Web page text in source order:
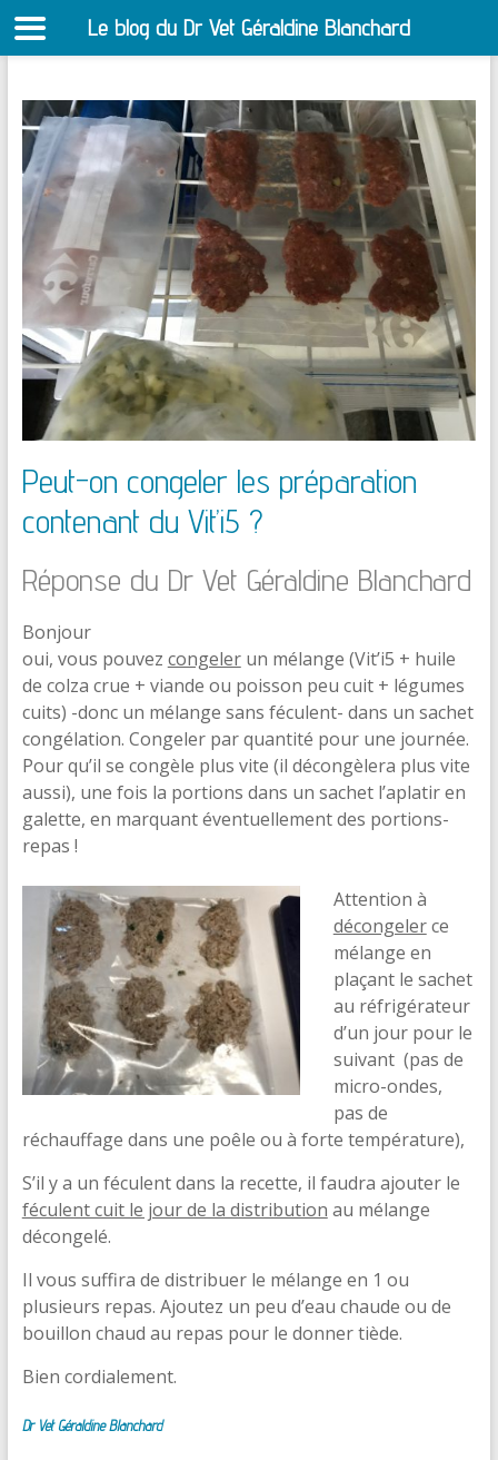
contenu
Peut-on congeler les préparation
contenant du Vit’i5 ?
Réponse du Dr Vet Géraldine Blanchard
Bonjour
oui, vous pouvez congelerun mélange (Vit’i5 + huile
de colza crue + viande ou poisson peu cuit + légumes
cuits) -donc un mélange sans féculent- dans un sachet
congélation. Congeler par quantité pour une journée.
Pour qu’il se congèle plus vite (il décongèlera plus vite
aussi), une fois la portions dans un sachet l’aplatir en
galette, en marquant éventuellement des portions-
repas !
Attention à
décongelerce
mélange en
plaçant le sachet
au réfrigérateur
d’un jour pour le
suivant (pas de
micro-ondes,
pas de
réchauffage dans une poêle ou à forte température),
S’il y a un féculent dans la recette, il faudra ajouter le
féculent cuit le jour de la distribution au mélange
décongelé.
Il vous suffira de distribuer le mélange en 1 ou
plusieurs repas. Ajoutez un peu d’eau chaude ou de
bouillon chaud au repas pour le donner tiède.
Bien cordialement.
Dr Vet Géraldine Blanchard
Le blog du Dr Vet Géraldine Blanchard